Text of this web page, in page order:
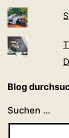
Blog
Suchen …